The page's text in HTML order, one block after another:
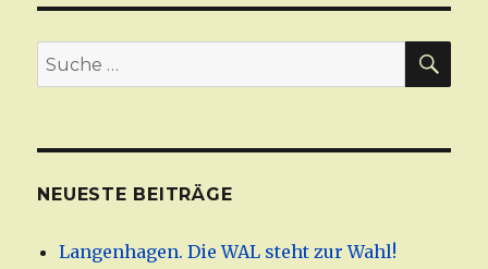
Suche
nach:
NEUESTE BEITRÄGE
Langenhagen. Die WAL steht zur Wahl!